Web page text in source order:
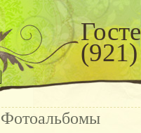
Фотоальбомы